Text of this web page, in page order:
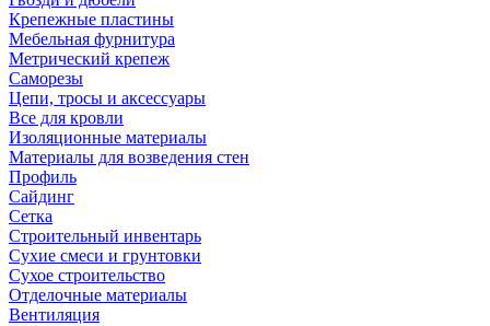
Крепежные пластины
Мебельная фурнитура
Метрический крепеж
Саморезы
Цепи, тросы и аксессуары
Все для кровли
Изоляционные материалы
Материалы для возведения стен
Профиль
Сайдинг
Сетка
Строительный инвентарь
Сухие смеси и грунтовки
Сухое строительство
Отделочные материалы
Вентиляция